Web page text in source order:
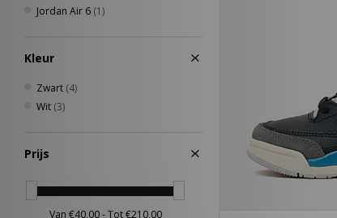
Jordan Air 6 (1)
Kleur
Zwart (4)
Wit (3)
Prijs